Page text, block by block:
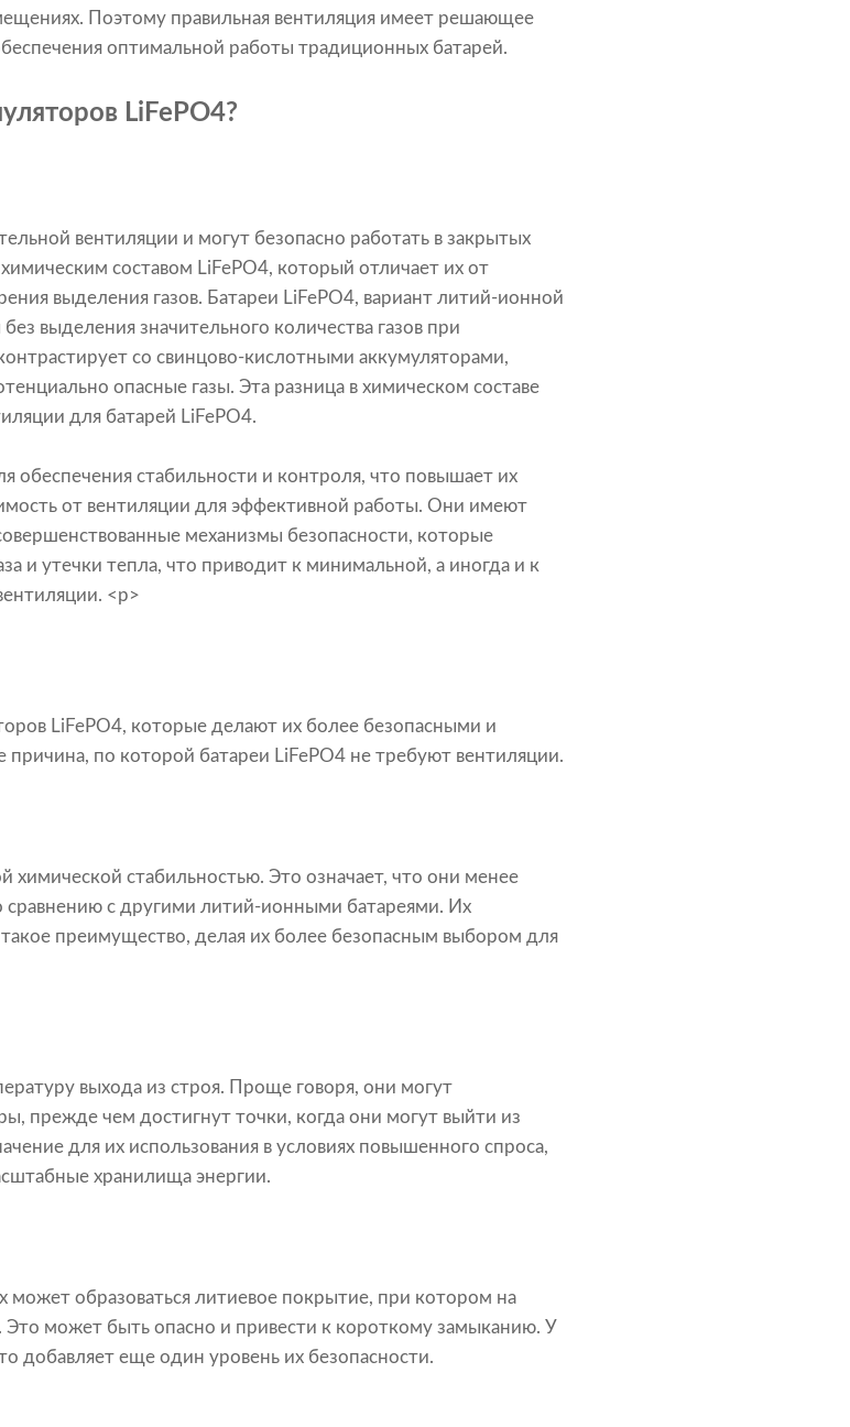
Поэтому правильная вентиляция имеет решающее
оптимальной работы традиционных батарей.
LiFePO4?
вентиляции и могут безопасно работать в закрытых
составом LiFePO4, который отличает их от
выделения газов. Батареи LiFePO4, вариант литий-ионной
выделения значительного количества газов при
со свинцово-кислотными аккумуляторами,
опасные газы. Эта разница в химическом составе
для батарей LiFePO4.
обеспечения стабильности и контроля, что повышает их
от вентиляции для эффективной работы. Они имеют
механизмы безопасности, которые
и утечки тепла, что приводит к минимальной, а иногда и к
<р>
LiFePO4, которые делают их более безопасными и
по которой батареи LiFePO4 не требуют вентиляции.
химической стабильностью. Это означает, что они менее
сравнению с другими литий-ионными батареями. Их
преимущество, делая их более безопасным выбором для
выхода из строя. Проще говоря, они могут
прежде чем достигнут точки, когда они могут выйти из
для их использования в условиях повышенного спроса,
хранилища энергии.
может образоваться литиевое покрытие, при котором на
может быть опасно и привести к короткому замыканию. У
добавляет еще один уровень их безопасности.